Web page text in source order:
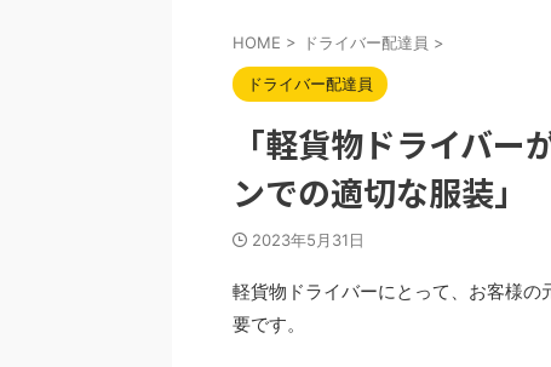
HOME > ドライバー配達員 >
ドライバー配達員
「軽貨物ドライバ
ンでの適切な服装」
2023年5月31日
軽貨物ドライバーにとって、お客様
要です。